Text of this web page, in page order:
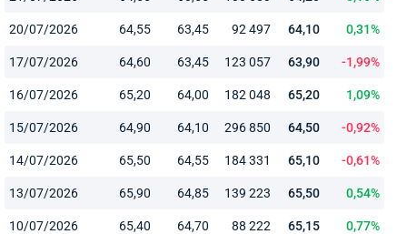
20/07/2026 64,55 63,45 92 497 64,10 0,31%
17/07/2026 64,60 63,45 123 057 63,90 -1,99%
16/07/2026 65,20 64,00 182 048 65,20 1,09%
15/07/2026 64,90 64,10 296 850 64,50 -0,92%
14/07/2026 65,50 64,55 184 331 65,10 -0,61%
13/07/2026 65,90 64,85 139 223 65,50 0,54%
10/07/2026 65,40 64,70 88 222 65,15 0,77%